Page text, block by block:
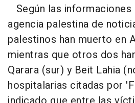
Según las
agencia palestina de
palestinos han muerto en
mientras que otros dos
Qarara (sur) y Beit Lahia
hospitalarias citadas por